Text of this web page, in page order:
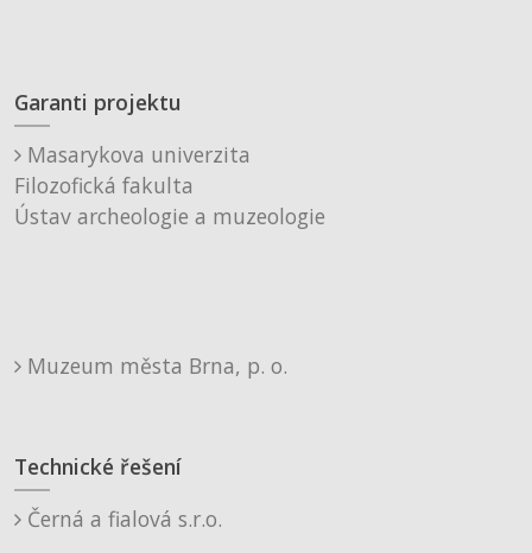
Garanti projektu
Masarykova univerzita
Filozofická fakulta
Ústav archeologie a muzeologie
Muzeum města Brna, p. o.
Technické řešení
Černá a fialová s.r.o.